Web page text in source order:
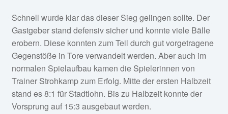
Schnell wurde klar das dieser Sieg gelingen sollte. Der
Gastgeber stand defensiv sicher und konnte viele Bälle
erobern. Diese konnten zum Teil durch gut vorgetragene
Gegenstöße in Tore verwandelt werden. Aber auch im
normalen Spielaufbau kamen die Spielerinnen von
Trainer Strohkamp zum Erfolg. Mitte der ersten Halbzeit
stand es 8:1 für Stadtlohn. Bis zu Halbzeit konnte der
Vorsprung auf 15:3 ausgebaut werden.